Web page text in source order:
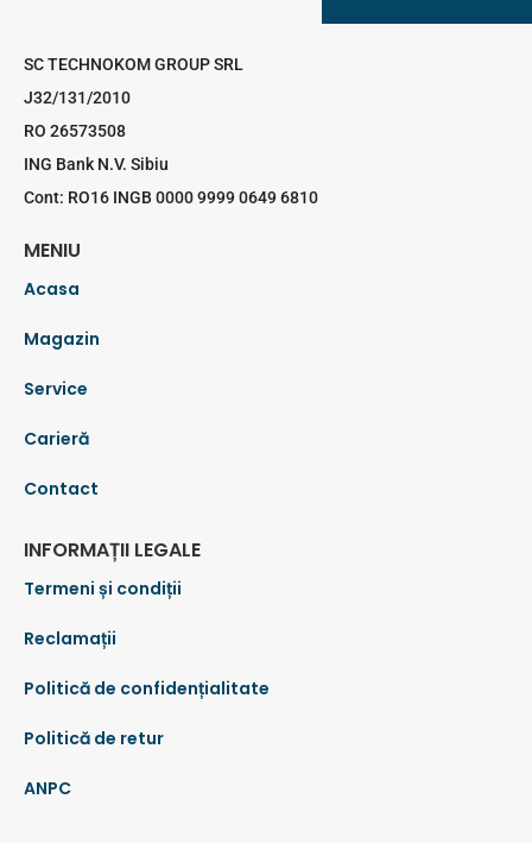
SC TECHNOKOM GROUP SRL
J32/131/2010
RO 26573508
ING Bank N.V. Sibiu
Cont: RO16 INGB 0000 9999 0649 6810
MENIU
Acasa
Magazin
Service
Carieră
Contact
INFORMAȚII LEGALE
Termeni și condiții
Reclamații
Politică de confidențialitate
Politică de retur
ANPC